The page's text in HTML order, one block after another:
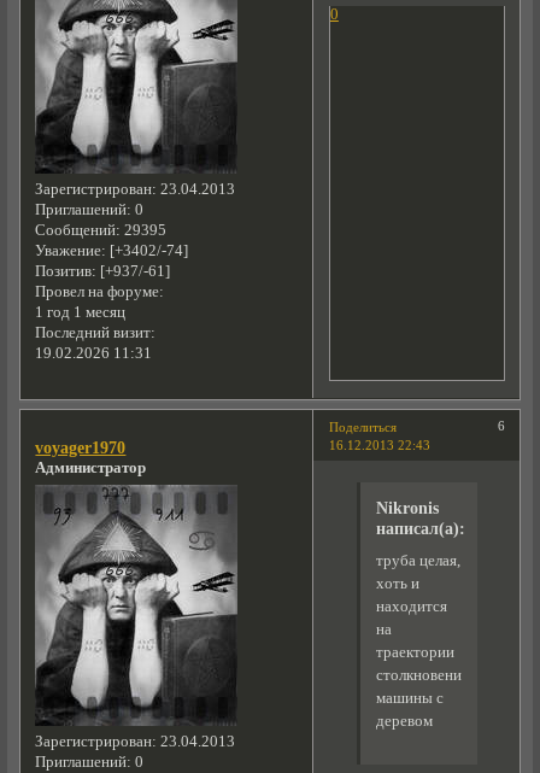
Зарегистрирован: 23.04.2013
Приглашений: 0
Сообщений: 29395
Уважение: [+3402/-74]
Позитив: [+937/-61]
Провел на форуме:
1 год 1 месяц
Последний визит:
19.02.2026 11:31
0
Поделиться
6
16.12.2013 22:43
voyager1970
Администратор
Зарегистрирован: 23.04.2013
Приглашений: 0
Nikronis
написал(а):
труба целая,
хоть и
находится
на
траектории
столкновения
машины с
деревом